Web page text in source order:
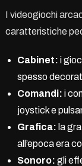
I videogiochi
caratteristiche
Cabinet: i
spesso
Comandi: i
joystick e
Grafica: la
all’epoca era
Sonoro: gli